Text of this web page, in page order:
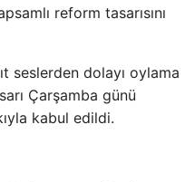
reform tasarısını
seslerden dolayı oylama
Çarşamba günü
kabul edildi.